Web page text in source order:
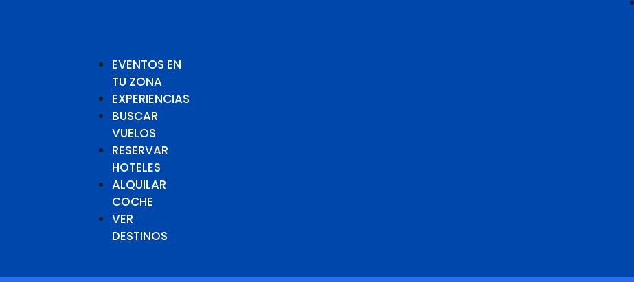
EVENTOS EN
TU ZONA
EXPERIENCIAS
BUSCAR
VUELOS
RESERVAR
HOTELES
ALQUILAR
COCHE
VER
DESTINOS